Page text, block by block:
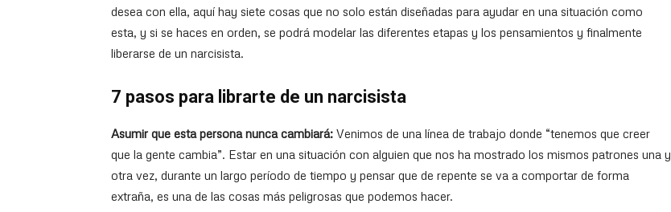
desea con ella, aquí hay siete cosas que no solo están diseñadas para ayudar en una situación como
esta, y si se haces en orden, se podrá modelar las diferentes etapas y los pensamientos y finalmente
liberarse de un narcisista.
7 pasos para librarte de un narcisista
Asumir que esta persona nunca cambiará: Venimos de una línea de trabajo donde “tenemos que creer
que la gente cambia”. Estar en una situación con alguien que nos ha mostrado los mismos patrones una y
otra vez, durante un largo período de tiempo y pensar que de repente se va a comportar de forma
extraña, es una de las cosas más peligrosas que podemos hacer.